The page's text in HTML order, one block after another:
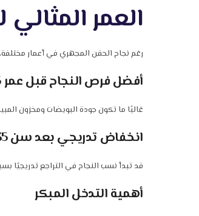
العمر
رغم نجاح الحقن المجهري في أعمار
أفضل فرص النجاح قبل عمر 35 عامًا
غالبًا ما تكون جودة البويضات ومخزون
انخفاض تدريجي بعد سن 35
قد تبدأ نسب النجاح في التراجع تدريجيًا
أهمية التدخل المبكر